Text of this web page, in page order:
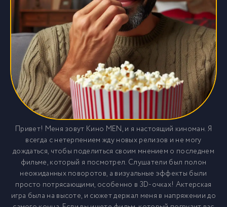
Привет! Меня зовут Кино MEN, и я настоящий киноман. Я
всегда с нетерпением жду новых релизов и не могу
дождаться, чтобы поделиться своим мнением о последнем
фильме, который я посмотрел. Слушатели был полон
неожиданных поворотов, а визуальные эффекты были
просто потрясающими, особенно в 3D-очках! Актерская
игра была на высоте, и сюжет держал меня в напряжении до